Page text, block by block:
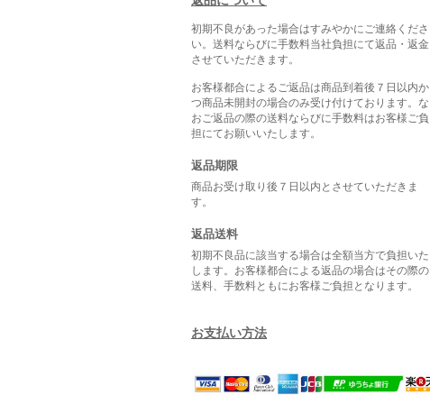
初期不良があった場合はすみやかにご連絡くださ
い。送料ならびに手数料当社負担にて返品・返金
させていただきます。
お客様都合によるご返品は商品到着後７日以内か
つ商品未開封の場合のみ受け付けております。な
おご返品の際の送料ならびに手数料はお客様ご負
担にてお願いいたします。
返品期限
商品お受け取り後７日以内とさせていただきま
す。
返品送料
初期不良品に該当する場合は全額当方で負担いた
します。お客様都合による返品の場合はその際の
送料、手数料ともにお客様ご負担となります。
お支払い方法